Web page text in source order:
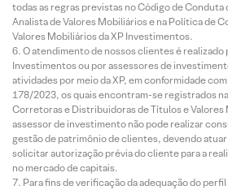
todas as regras previstas no Código de Conduta
Analista de Valores Mobiliários e na Política de
Valores Mobiliários da XP Investimentos.
O atendimento de nossos clientes é realizado
Investimentos ou por assessores de
atividades por meio da XP, em conformidade com
178/2023, os quais encontram-se registrados
Corretoras e Distribuidoras de Títulos e Valores
assessor de investimento não pode realizar
gestão de patrimônio de clientes, devendo
solicitar autorização prévia do cliente para a
no mercado de capitais.
Para fins de verificação da adequação do